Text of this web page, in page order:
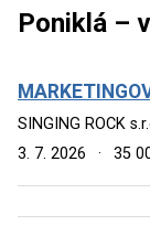
Poniklá –
SINGING ROCK
3. 7. 2026
· 35